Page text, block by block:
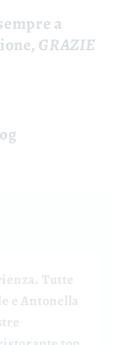
a
GRAZIE
Tutte
e Antonella